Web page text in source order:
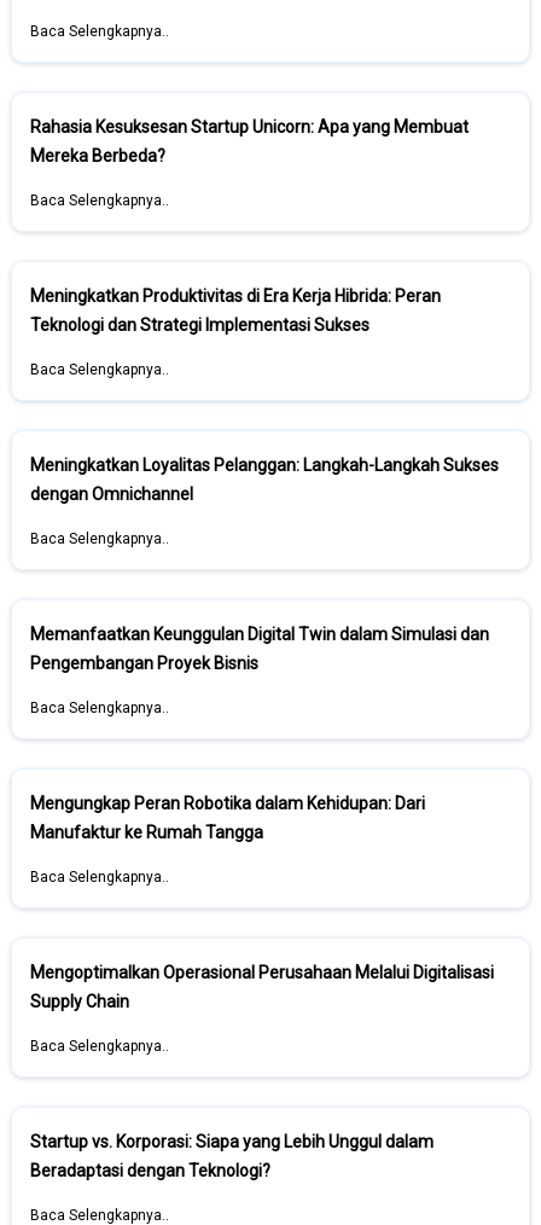
Baca Selengkapnya..
Rahasia Kesuksesan Startup Unicorn: Apa yang Membuat
Mereka Berbeda?
Baca Selengkapnya..
Meningkatkan Produktivitas di Era Kerja Hibrida: Peran
Teknologi dan Strategi Implementasi Sukses
Baca Selengkapnya..
Meningkatkan Loyalitas Pelanggan: Langkah-Langkah Sukses
dengan Omnichannel
Baca Selengkapnya..
Memanfaatkan Keunggulan Digital Twin dalam Simulasi dan
Pengembangan Proyek Bisnis
Baca Selengkapnya..
Mengungkap Peran Robotika dalam Kehidupan: Dari
Manufaktur ke Rumah Tangga
Baca Selengkapnya..
Mengoptimalkan Operasional Perusahaan Melalui Digitalisasi
Supply Chain
Baca Selengkapnya..
Startup vs. Korporasi: Siapa yang Lebih Unggul dalam
Beradaptasi dengan Teknologi?
Baca Selengkapnya..